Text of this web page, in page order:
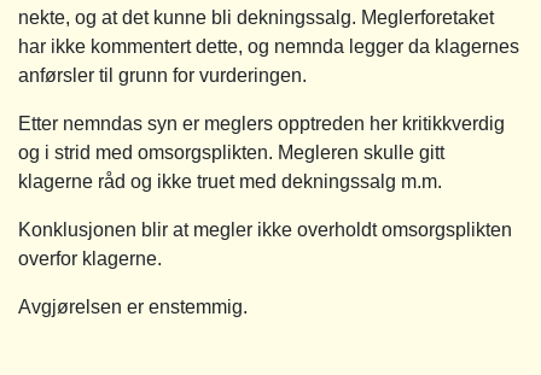
nekte, og at det kunne bli dekningssalg. Meglerforetaket
har ikke kommentert dette, og nemnda legger da klagernes
anførsler til grunn for vurderingen.
Etter nemndas syn er meglers opptreden her kritikkverdig
og i strid med omsorgsplikten. Megleren skulle gitt
klagerne råd og ikke truet med dekningssalg m.m.
Konklusjonen blir at megler ikke overholdt omsorgsplikten
overfor klagerne.
Avgjørelsen er enstemmig.